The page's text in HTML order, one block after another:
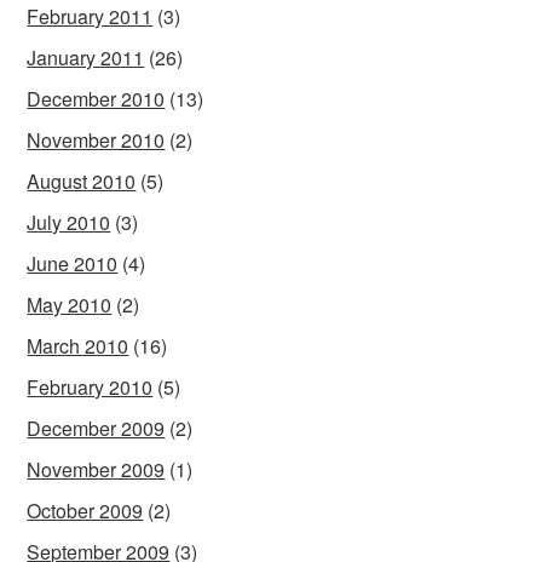
February 2011 (3)
January 2011 (26)
December 2010 (13)
November 2010 (2)
August 2010 (5)
July 2010 (3)
June 2010 (4)
May 2010 (2)
March 2010 (16)
February 2010 (5)
December 2009 (2)
November 2009 (1)
October 2009 (2)
September 2009 (3)